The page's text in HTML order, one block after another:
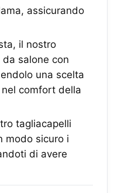
assicurando
il nostro
salone con
una scelta
comfort della
tagliacapelli
modo sicuro i
di avere